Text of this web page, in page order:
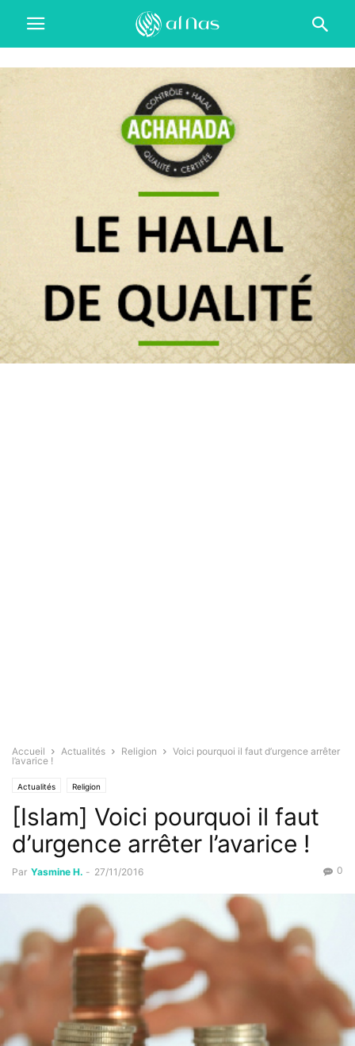
Accueil Actualités Religion
Voici pourquoi il faut d’urgence arrêter
l’avarice !
Actualités Religion
[Islam] Voici pourquoi il faut
d’urgence arrêter l’avarice !
Par Yasmine H. - 27/11/2016 0